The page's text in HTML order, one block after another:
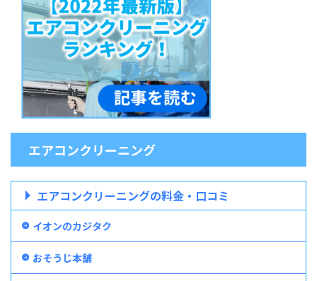
エアコンクリーニング
エアコンクリーニングの料金・口コミ
イオンのカジタク
おそうじ本舗